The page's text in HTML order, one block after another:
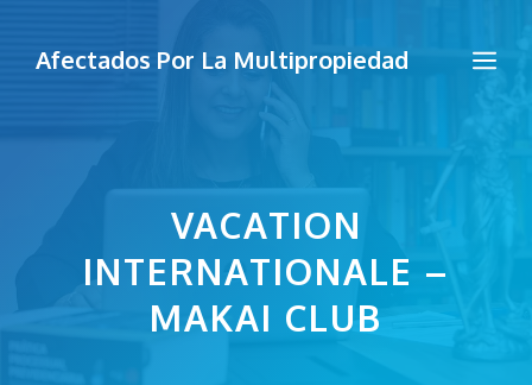
Afectados Por La Multipropiedad
VACATION
INTERNATIONALE –
MAKAI CLUB